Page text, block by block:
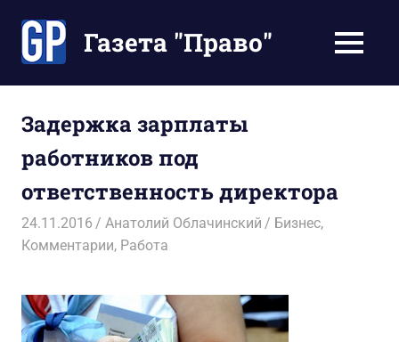
содержимомуГазета "Право"
экономят
Ваше
время
МЕНЮ
Задержка зарплаты
работников под
ответственность директора
24.11.2016 Анатолий Облачинский Бизнес,
Комментарии, Работа